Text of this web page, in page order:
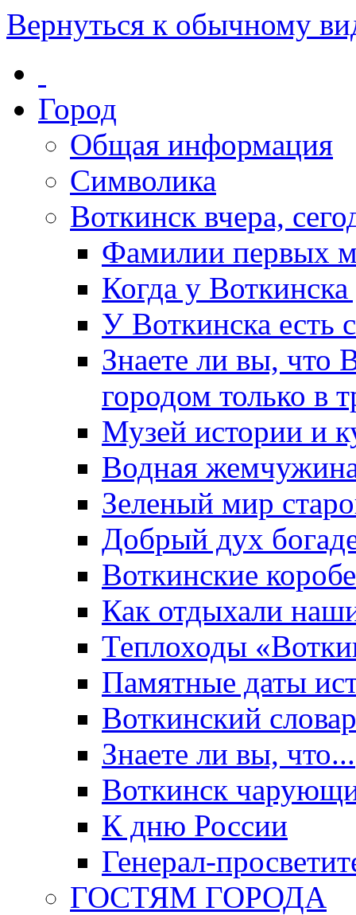
Вернуться к обычному
Город
Общая информация
Символика
Воткинск вчера,
Фамилии первых
Когда у
У Воткинска есть
Знаете ли вы, что
городом только в
Музей истории и
Водная
Зеленый мир
Добрый дух
Воткинские
Как отдыхали
Теплоходы
Памятные даты
Воткинский
Знаете ли вы, что...
Воткинск
К дню России
Генерал-
ГОСТЯМ ГОРОДА